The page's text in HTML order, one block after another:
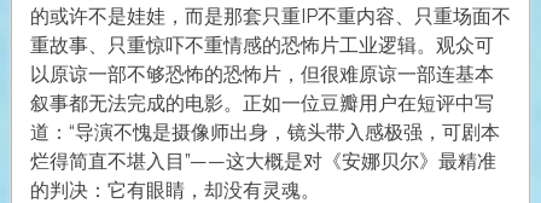
的或许不是娃娃，而是那套只重IP不重内容、只重场面不
重故事、只重惊吓不重情感的恐怖片工业逻辑。观众可
以原谅一部不够恐怖的恐怖片，但很难原谅一部连基本
叙事都无法完成的电影。正如一位豆瓣用户在短评中写
道：“导演不愧是摄像师出身，镜头带入感极强，可剧本
烂得简直不堪入目”——这大概是对《安娜贝尔》最精准
的判决：它有眼睛，却没有灵魂。